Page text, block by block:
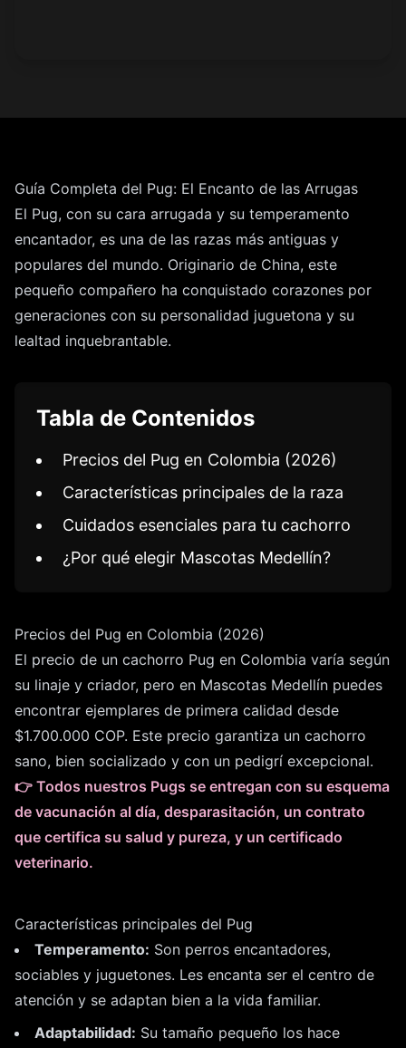
Guía Completa del Pug: El Encanto de las Arrugas
El Pug, con su cara arrugada y su temperamento
encantador, es una de las razas más antiguas y
populares del mundo. Originario de China, este
pequeño compañero ha conquistado corazones por
generaciones con su personalidad juguetona y su
lealtad inquebrantable.
Tabla de Contenidos
Precios del Pug en Colombia (2026)
Características principales de la raza
Cuidados esenciales para tu cachorro
¿Por qué elegir Mascotas Medellín?
Precios del Pug en Colombia (2026)
El precio de un cachorro Pug en Colombia varía según
su linaje y criador, pero en Mascotas Medellín puedes
encontrar ejemplares de primera calidad desde
$1.700.000 COP. Este precio garantiza un cachorro
sano, bien socializado y con un pedigrí excepcional.
👉 Todos nuestros Pugs se entregan con su esquema
de vacunación al día, desparasitación, un contrato
que certifica su salud y pureza, y un certificado
veterinario.
Características principales del Pug
Temperamento: Son perros encantadores,
sociables y juguetones. Les encanta ser el centro de
atención y se adaptan bien a la vida familiar.
Adaptabilidad: Su tamaño pequeño los hace